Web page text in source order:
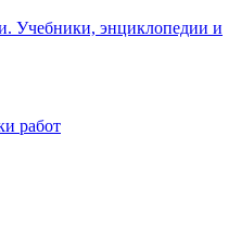
Учебники, энциклопедии и
работ